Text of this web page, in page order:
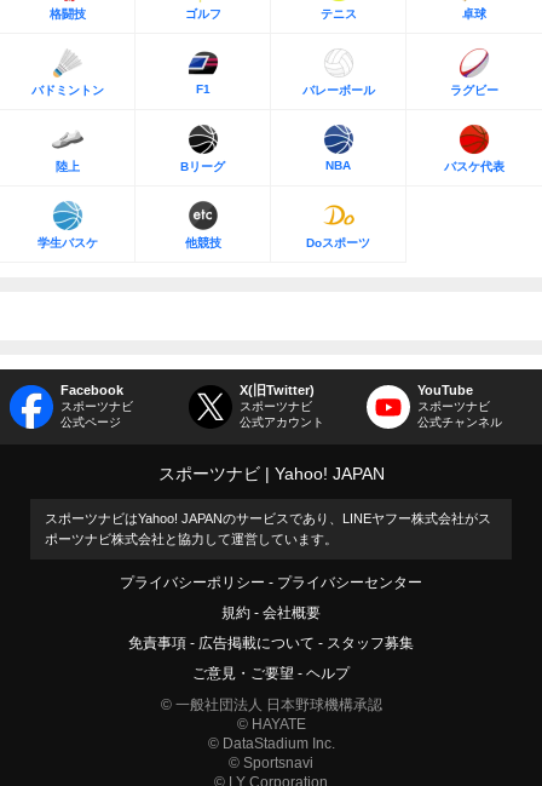
格闘技 ゴルフ テニス 卓球
バドミントン F1 バレーボール ラグビー
陸上 Bリーグ NBA バスケ代表
学生バスケ 他競技 Doスポーツ
Facebook
スポーツナビ
公式ページ
X(旧Twitter)
スポーツナビ
公式アカウント
YouTube
スポーツナビ
公式チャンネル
スポーツナビ Yahoo! JAPAN
スポーツナビはYahoo! JAPANのサービスであり、LINEヤフー株式会社がス
ポーツナビ株式会社と協力して運営しています。
プライバシーポリシー
プライバシーセンター
規約
会社概要
免責事項
広告掲載について
スタッフ募集
ご意見・ご要望
ヘルプ
© 一般社団法人 日本野球機構承認
© HAYATE
© DataStadium Inc.
© Sportsnavi
© LY Corporation